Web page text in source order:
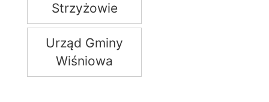
Strzyżowie
Urząd Gminy
Wiśniowa